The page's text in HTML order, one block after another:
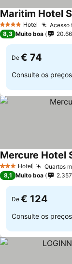
4 EstrelasHotel Acesso
Maritim Hotel
8,3 Muito boa
De € 74
Consulte os
3 EstrelasHotel Quartos
Mercure Hotel
8,1 Muito boa 2.357
De € 124
Consulte os